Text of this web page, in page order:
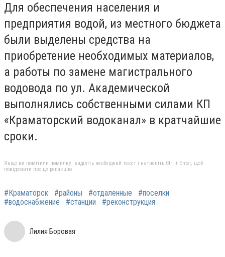
Для обеспечения населения и
предприятия водой, из местного бюджета
были выделены средства на
приобретение необходимых материалов,
а работы по замене магистрального
водовода по ул. Академической
выполнялись собственными силами КП
«Краматорский водоканал» в кратчайшие
сроки.
Якщо ви помітили помилку, виділіть необхідний текст і натисніть Ctrl + Enter, щоб
повідомити про це редакцію
#Краматорск #районы #отдаленные
#поселки
#водоснабжение
#станции #реконструкция
Лилия Боровая